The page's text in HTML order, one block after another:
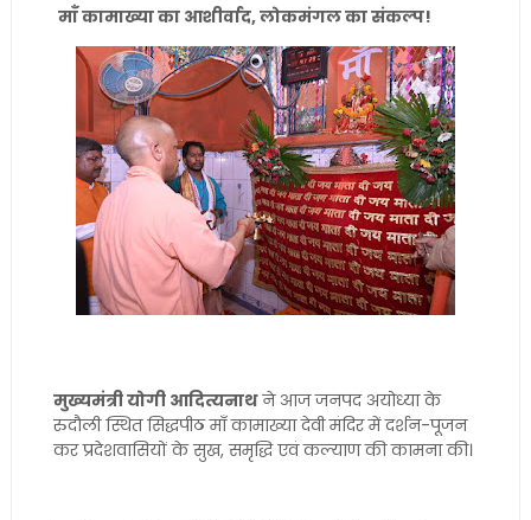
माँ कामाख्या का आशीर्वाद, लोकमंगल का संकल्प!
मुख्यमंत्री योगी आदित्यनाथने आज जनपद अयोध्या के
रुदौली स्थित सिद्धपीठ माँ कामाख्या देवी मंदिर में दर्शन-पूजन
कर प्रदेशवासियों के सुख, समृद्धि एवं कल्याण की कामना की।